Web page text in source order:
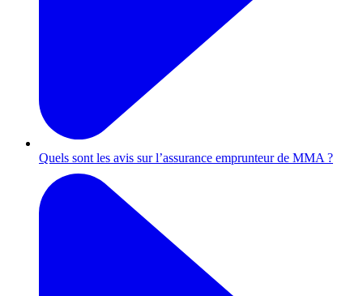
Quels sont les avis sur l’assurance emprunteur de MMA ?